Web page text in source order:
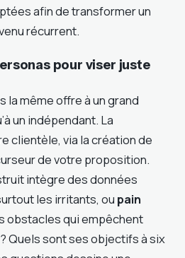
afin de transformer un
récurrent.
pour viser juste
la même offre à un grand
un indépendant. La
clientèle, via la création de
de votre proposition.
intègre des données
les irritants, ou pain
obstacles qui empêchent
Quels sont ses objectifs à six